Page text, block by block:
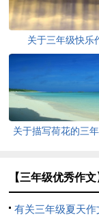
关于三年级快乐
关于描写荷花的三
【三年级优秀作
有关三年级夏天作